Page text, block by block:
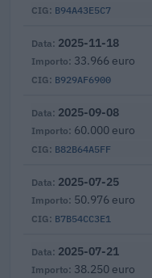
B94A43E5C7
B929AF6900
2025-11-18
33.966 euro
B82B64A5FF
2025-09-08
60.000 euro
B7B54CC3E1
2025-07-25
50.976 euro
2025-07-21
38.250 euro